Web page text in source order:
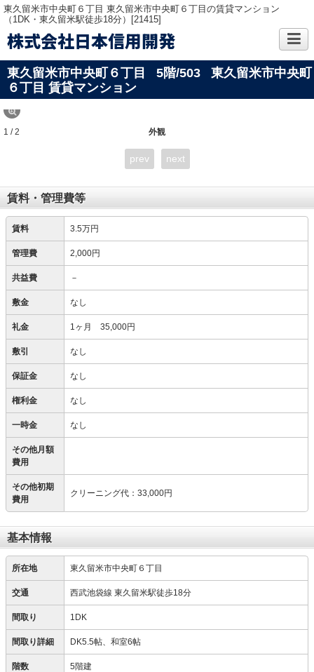
東久留米市中央町６丁目 東久留米市中央町６丁目の賃貸マンション
（1DK・東久留米駅徒歩18分）[21415]
株式会社日本信用開発
東久留米市中央町６丁目 5階/503
東久留米市中央町
６丁目 賃貸マンション
外観
1 / 2
prev next
賃料・管理費等
賃料 3.5万円
管理費 2,000円
共益費 －
敷金 なし
礼金 1ヶ月 35,000円
敷引 なし
保証金 なし
権利金 なし
一時金 なし
その他月額
費用
その他初期
費用
クリーニング代 ： 33,000円
基本情報
所在地 東久留米市中央町６丁目
交通 西武池袋線 東久留米駅徒歩18分
間取り 1DK
間取り詳細 DK5.5帖、和室6帖
階数 5階建